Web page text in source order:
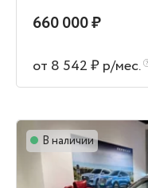
660 000 ₽
от 8 542 ₽ р/мес.
В наличии